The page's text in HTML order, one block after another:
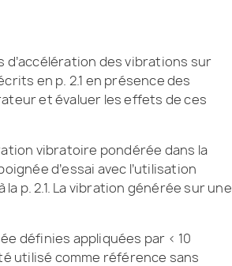
d’accélération des vibrations sur
en p. 2.1 en présence des
et évaluer les effets de ces
vibratoire pondérée dans la
d’essai avec l’utilisation
p. 2.1. La vibration générée sur une
définies appliquées par < 10
utilisé comme référence sans